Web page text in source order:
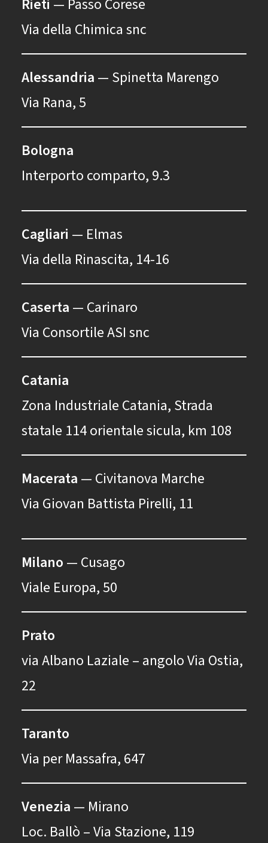
Rieti — Passo Corese
Via della Chimica snc
Alessandria — Spinetta Marengo
Via Rana, 5
Bologna
Interporto comparto, 9.3
Cagliari — Elmas
Via della Rinascita, 14-16
Caserta — Carinaro
Via Consortile ASI snc
Catania
Zona Industriale Catania, Strada
statale 114 orientale sicula, km 108
Macerata — Civitanova Marche
Via Giovan Battista Pirelli, 11
Milano — Cusago
Viale Europa, 50
Prato
via Albano Laziale – angolo Via Ostia,
22
Taranto
Via per Massafra, 647
Venezia — Mirano
Loc. Ballò – Via Stazione, 119